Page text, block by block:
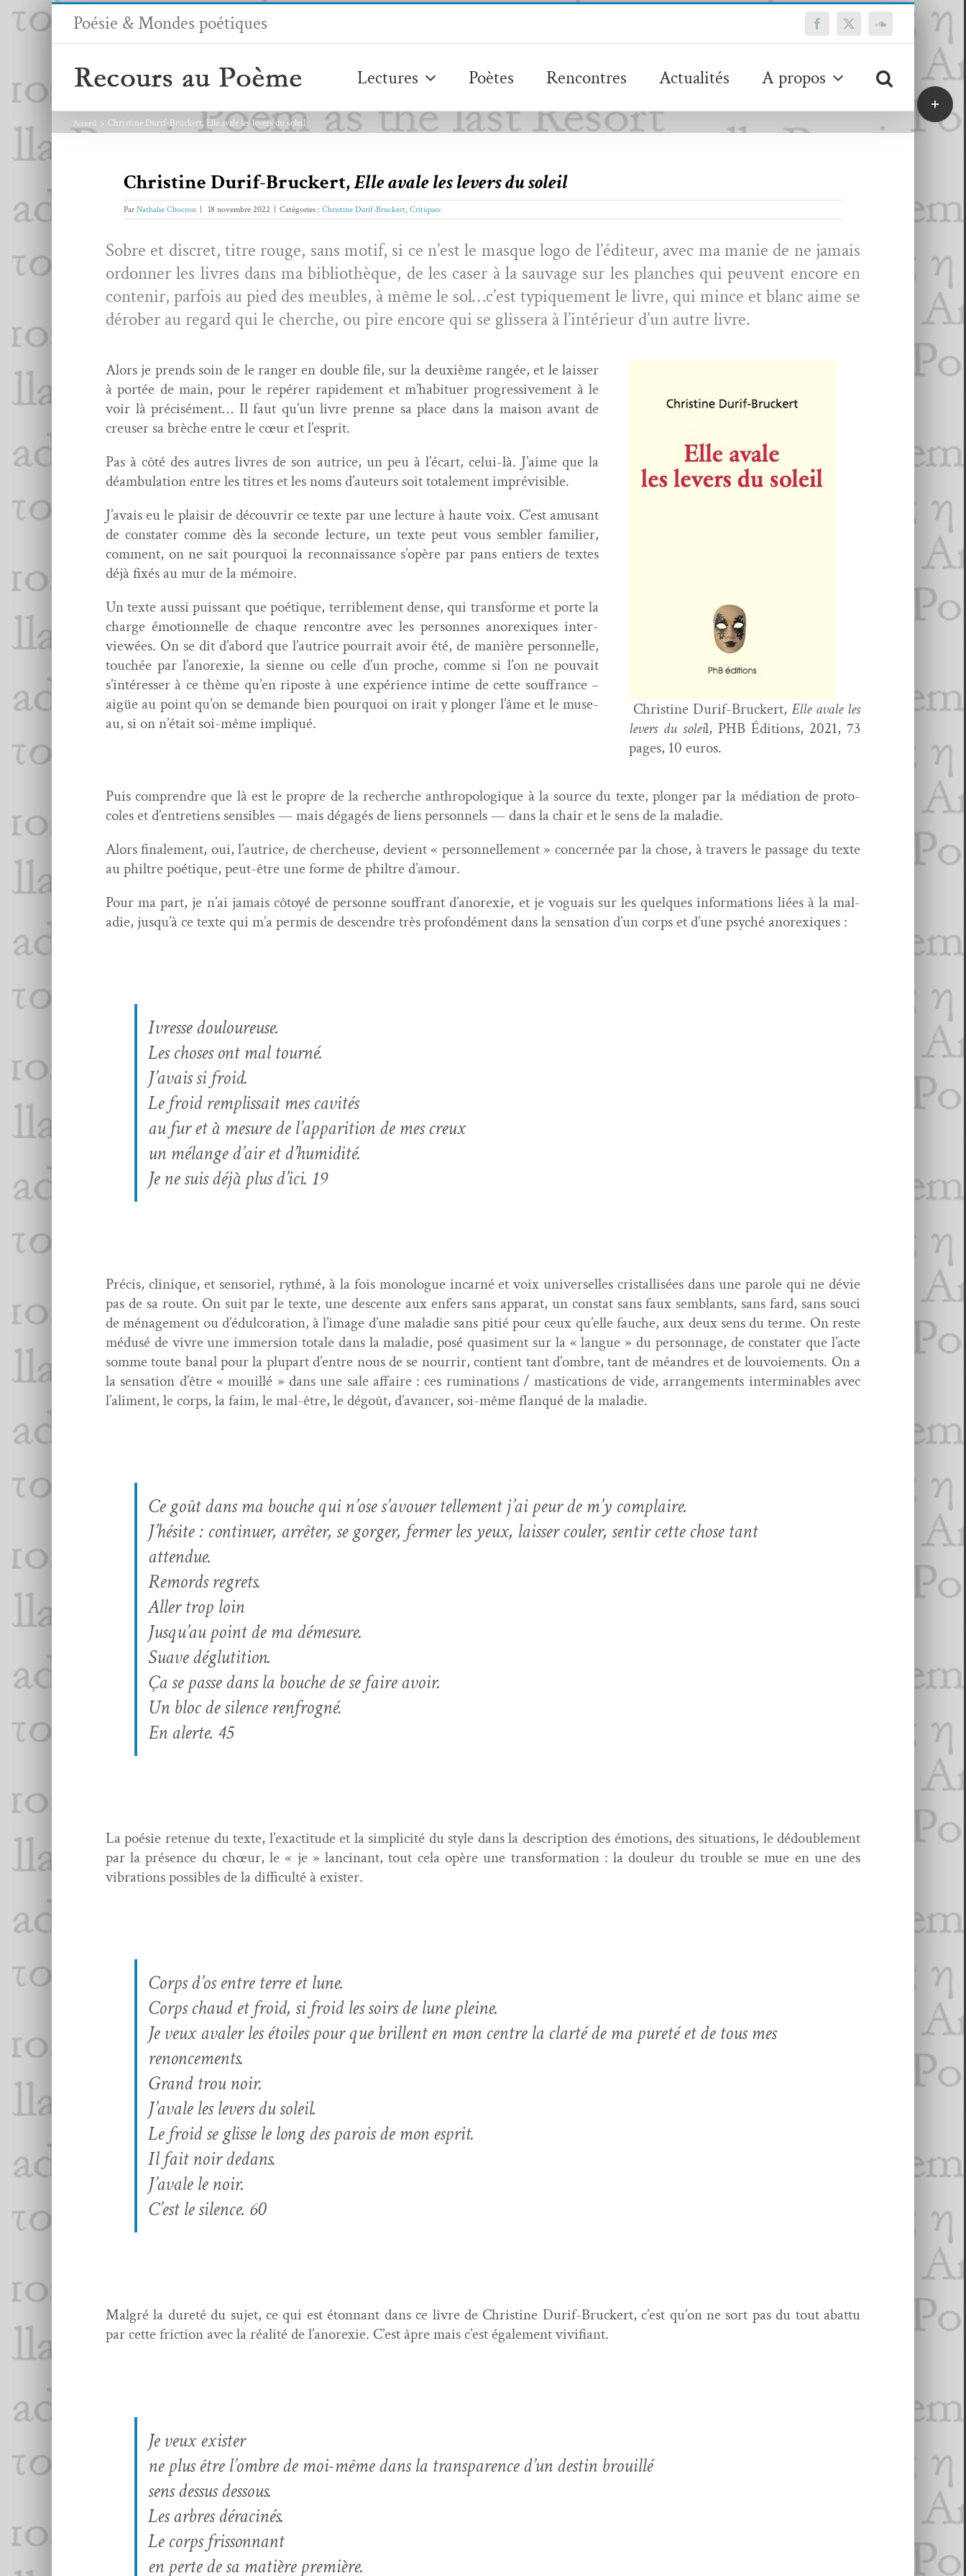
Passer
Poésie & Mondes poétiques Facebook
X SoundCloud
Lectures Poètes Rencontres Actualités A propos
Accueil Christine Durif-Bruckert, Elle avale les levers du soleil
Christine Durif-Bruckert,Elle avale les levers du soleil
ParNathalie Chocron 18 novembre 2022 Catégories : Christine Durif-Bruckert, Critiques
Sobre et dis­cret, titre rouge, sans motif, si ce n’est le masque logo de l’éditeur, avec ma manie de ne jamais
ordon­ner les livres dans ma bib­lio­thèque, de les cas­er à la sauvage sur les planch­es qui peu­vent encore en
con­tenir, par­fois au pied des meubles, à même le sol…c’est typ­ique­ment le livre, qui mince et blanc aime se
dérober au regard qui le cherche, ou pire encore qui se glis­sera à l’intérieur d’un autre livre.
Alors je prends soin de le ranger en dou­ble file, sur la deux­ième rangée, et le laiss­er
à portée de main, pour le repér­er rapi­de­ment et m’habituer pro­gres­sive­ment à le
voir là pré­cisé­ment… Il faut qu’un livre prenne sa place dans la mai­son avant de
creuser sa brèche entre le cœur et l’esprit.
Pas à côté des autres livres de son autrice, un peu à l’écart, celui-là. J’aime que la
déam­bu­la­tion entre les titres et les noms d’auteurs soit totale­ment imprévisible.
J’avais eu le plaisir de décou­vrir ce texte par une lec­ture à haute voix. C’est amu­sant
de con­stater comme dès la sec­onde lec­ture, un texte peut vous sem­bler fam­i­li­er,
com­ment, on ne sait pourquoi la recon­nais­sance s’opère par pans entiers de textes
déjà fixés au mur de la mémoire.
Un texte aus­si puis­sant que poé­tique, ter­ri­ble­ment dense, qui trans­forme et porte la
charge émo­tion­nelle de chaque ren­con­tre avec les per­son­nes anorex­iques inter­
viewées. On se dit d’abord que l’autrice pour­rait avoir été, de manière per­son­nelle,
touchée par l’anorexie, la sienne ou celle d’un proche, comme si l’on ne pou­vait
s’intéresser à ce thème qu’en riposte à une expéri­ence intime de cette souf­france –
aigüe au point qu’on se demande bien pourquoi on irait y plonger l’âme et le muse­
au, si on n’était soi-même impliqué.
Chris­tine Durif-Bruck­ert,Elle avale les
levers du soleil, PHB Édi­tions, 2021, 73
pages, 10 euros.
Puis com­pren­dre que là est le pro­pre de la recherche anthro­pologique à la source du texte, plonger par la médi­a­tion de pro­to­
coles et d’entretiens sen­si­bles — mais dégagés de liens per­son­nels — dans la chair et le sens de la maladie.
Alors finale­ment, oui, l’autrice, de chercheuse, devient « per­son­nelle­ment » con­cernée par la chose, à tra­vers le pas­sage du texte
au philtre poé­tique, peut-être une forme de philtre d’amour.
Pour ma part, je n’ai jamais côtoyé de per­son­ne souf­frant d’anorexie, et je voguais sur les quelques infor­ma­tions liées à la mal­
adie, jusqu’à ce texte qui m’a per­mis de descen­dre très pro­fondé­ment dans la sen­sa­tion d’un corps et d’une psy­ché anorexiques :
Ivresse douloureuse.
Les choses ont mal tourné.
J’avais si froid.
Le froid rem­plis­sait mes cavités
au fur et à mesure de l’apparition de mes creux
un mélange d’air et d’humidité.
Je ne suis déjà plus d’ici. 19
Pré­cis, clin­ique, et sen­soriel, ryth­mé, à la fois mono­logue incar­né et voix uni­verselles cristallisées dans une parole qui ne dévie
pas de sa route. On suit par le texte, une descente aux enfers sans appa­rat, un con­stat sans faux sem­blants, sans fard, sans souci
de ménage­ment ou d’édulcoration, à l’image d’une mal­adie sans pitié pour ceux qu’elle fauche, aux deux sens du terme. On reste
médusé de vivre une immer­sion totale dans la mal­adie, posé qua­si­ment sur la « langue » du per­son­nage, de con­stater que l’acte
somme toute banal pour la plu­part d’entre nous de se nour­rir, con­tient tant d’ombre, tant de méan­dres et de lou­voiements. On a
la sen­sa­tion d’être « mouil­lé » dans une sale affaire : ces rumi­na­tions / mas­ti­ca­tions de vide, arrange­ments inter­minables avec
l’aliment, le corps, la faim, le mal-être, le dégoût, d’avancer, soi-même flan­qué de la maladie.
Ce goût dans ma bouche qui n’ose s’avouer telle­ment j’ai peur de m’y com­plaire.
J’hésite : con­tin­uer, arrêter, se gorg­er, fer­mer les yeux, laiss­er couler, sen­tir cette chose tant
attendue.
Remords regrets.
Aller trop loin
Jusqu’au point de ma démesure.
Suave déglutition.
Ça se passe dans la bouche de se faire avoir.
Un bloc de silence renfrogné.
En alerte. 45
La poésie retenue du texte, l’exactitude et la sim­plic­ité du style dans la descrip­tion des émo­tions, des sit­u­a­tions, le dédou­ble­ment
par la présence du chœur, le « je » lanci­nant, tout cela opère une trans­for­ma­tion : la douleur du trou­ble se mue en une des
vibra­tions pos­si­bles de la dif­fi­culté à exister.
Corps d’os entre terre et lune.
Corps chaud et froid, si froid les soirs de lune pleine.
Je veux avaler les étoiles pour que bril­lent en mon cen­tre la clarté de ma pureté et de tous mes
renoncements.
Grand trou noir.
J’avale les levers du soleil.
Le froid se glisse le long des parois de mon esprit.
Il fait noir dedans.
J’avale le noir.
C’est le silence. 60
Mal­gré la dureté du sujet, ce qui est éton­nant dans ce livre de Chris­tine Durif-Bruck­ert, c’est qu’on ne sort pas du tout abat­tu
par cette fric­tion avec la réal­ité de l’anorexie. C’est âpre mais c’est égale­ment vivifiant.
Je veux exister
ne plus être l’ombre de moi-même dans la trans­parence d’un des­tin brouillé
sens dessus dessous.
Les arbres déracinés.
Le corps frissonnant
en perte de sa matière première.
Bascule
de
la
barre